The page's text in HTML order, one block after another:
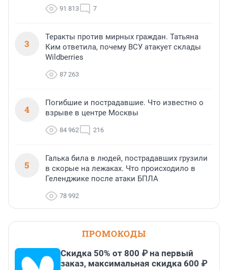
91 813 7
3
Теракты против мирных граждан. Татьяна
Ким ответила, почему ВСУ атакует склады
Wildberries
87 263
4
Погибшие и пострадавшие. Что известно о
взрыве в центре Москвы
84 962 216
5
Галька била в людей, пострадавших грузили
в скорые на лежаках. Что происходило в
Геленджике после атаки БПЛА
78 992
ПРОМОКОДЫ
Скидка 50% от 800 ₽ на первый
заказ, максимальная скидка 600 ₽